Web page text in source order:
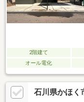
2階建て
オール電化
石川県かほく